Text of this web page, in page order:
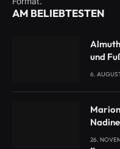
AM BELIEBTESTEN
und
6.
26.